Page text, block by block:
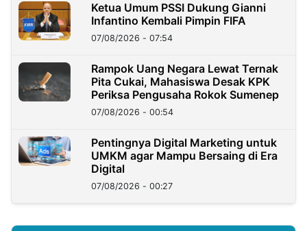
Ketua Umum PSSI Dukung Gianni
Infantino Kembali Pimpin FIFA
07/08/2026 - 07:54
Rampok Uang Negara Lewat Ternak
Pita Cukai, Mahasiswa Desak KPK
Periksa Pengusaha Rokok Sumenep
07/08/2026 - 00:54
Pentingnya Digital Marketing untuk
UMKM agar Mampu Bersaing di Era
Digital
07/08/2026 - 00:27